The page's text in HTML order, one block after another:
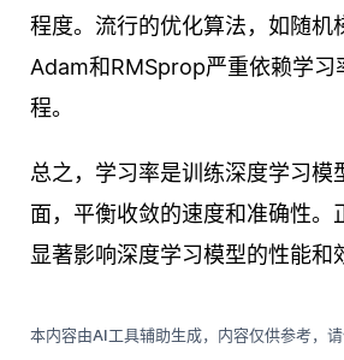
程度。流行的优化算法，如随机
Adam和RMSprop严重依赖学习
程。
总之，学习率是训练深度学习模
面，平衡收敛的速度和准确性。
显著影响深度学习模型的性能和
本内容由AI工具辅助生成，内容仅供参考，